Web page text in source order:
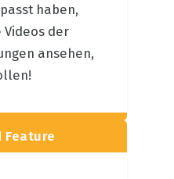
haben,
Videos der
ansehen,
Feature